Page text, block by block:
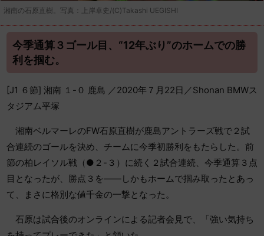
湘南の石原直樹。写真：上岸卓史/(C)Takashi UEGISHI
今季通算３ゴール目、“12年ぶり”のホームでの勝
利を掴む。
[J1 ６節] 湘南 １-０ 鹿島 ／2020年７月22日／Shonan BMWス
タジアム平塚
湘南ベルマーレのFW石原直樹が鹿島アントラーズ戦で２試
合連続のゴールを決め、チームに今季初勝利をもたらした。前
節の柏レイソル戦（●２-３）に続く２試合連続、今季通算３点
目となったが、勝点３を――しかもホームで掴み取ったとあっ
て、まさに格別な値千金の一撃となった。
石原は試合後のオンラインによる記者会見で、「強い気持ち